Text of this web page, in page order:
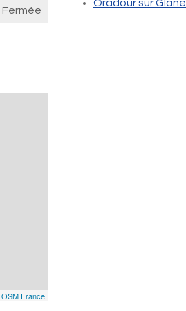
Fermée
OSM France
Oradour sur Glane